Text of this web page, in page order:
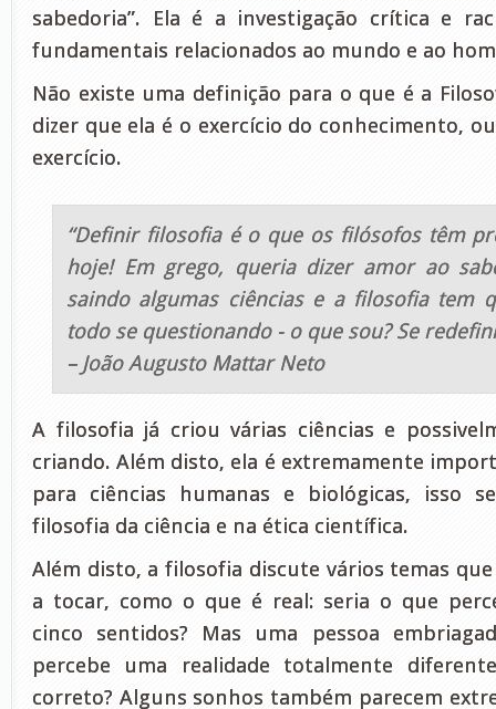
sabedoria”. Ela é a investigação crítica e
fundamentais relacionados ao mundo e ao
Não existe uma definição para o que é a
dizer que ela é o exercício do conhecimento,
exercício.
“Definir filosofia é o que os filósofos têm
hoje! Em grego, queria dizer amor ao
saindo algumas ciências e a filosofia tem
todo se questionando - o que sou? Se
– João Augusto Mattar Neto
A filosofia já criou várias ciências e
criando. Além disto, ela é extremamente
para ciências humanas e biológicas, isso
filosofia da ciência e na ética científica.
Além disto, a filosofia discute vários temas
a tocar, como o que é real: seria o que
cinco sentidos? Mas uma pessoa
percebe uma realidade totalmente
correto? Alguns sonhos também parecem